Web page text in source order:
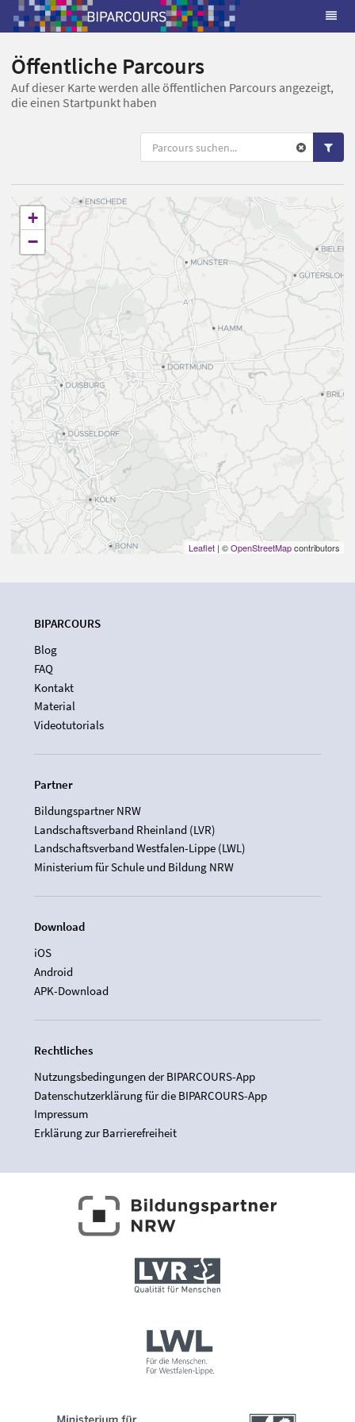
Öffentliche Parcours
Auf dieser Karte werden alle öffentlichen Parcours angezeigt,
die einen Startpunkt haben
+
−
Leaflet | ©OpenStreetMapcontributors
BIPARCOURS
Blog
FAQ
Kontakt
Material
Videotutorials
Partner
Bildungspartner NRW
Landschaftsverband Rheinland (LVR)
Landschaftsverband Westfalen-Lippe (LWL)
Ministerium für Schule und Bildung NRW
Download
iOS
Android
APK-Download
Rechtliches
Nutzungsbedingungen der BIPARCOURS-App
Datenschutzerklärung für die BIPARCOURS-App
Impressum
Erklärung zur Barrierefreiheit